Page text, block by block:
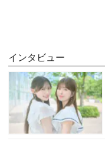
インタビュー